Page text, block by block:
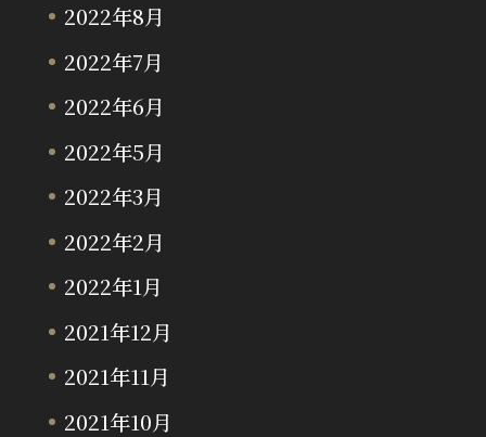
2022年8月
2022年7月
2022年6月
2022年5月
2022年3月
2022年2月
2022年1月
2021年12月
2021年11月
2021年10月